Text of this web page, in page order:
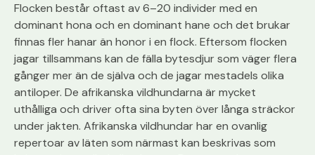
Flocken består oftast av 6–20 individer med en
dominant hona och en dominant hane och det brukar
finnas fler hanar än honor i en flock. Eftersom flocken
jagar tillsammans kan de fälla bytesdjur som väger flera
gånger mer än de själva och de jagar mestadels olika
antiloper. De afrikanska vildhundarna är mycket
uthålliga och driver ofta sina byten över långa sträckor
under jakten. Afrikanska vildhundar har en ovanlig
repertoar av läten som närmast kan beskrivas som